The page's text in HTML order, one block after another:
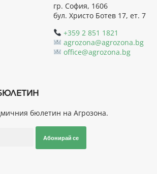
гр. София, 1606
бул. Христо Ботев 17, ет. 7
+359 2 851 1821
agrozona@agrozona.bg
office@agrozona.bg
бюлетин на Агрозона.
Абонирай се